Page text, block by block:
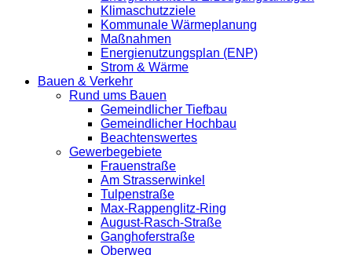
Klimaschutzziele
Kommunale Wärmeplanung
Maßnahmen
Energienutzungsplan (ENP)
Strom & Wärme
Bauen & Verkehr
Rund ums Bauen
Gemeindlicher Tiefbau
Gemeindlicher Hochbau
Beachtenswertes
Gewerbegebiete
Frauenstraße
Am Strasserwinkel
Tulpenstraße
Max-Rappenglitz-Ring
August-Rasch-Straße
Ganghoferstraße
Oberweg